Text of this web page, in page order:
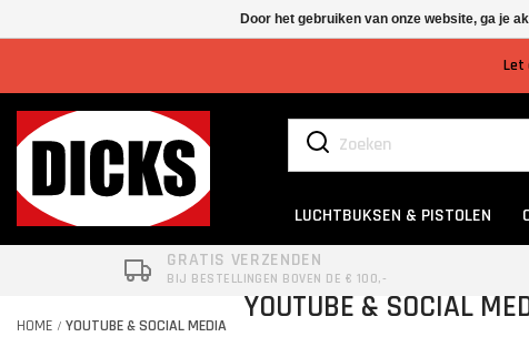
Let
LUCHTBUKSEN & PISTOLEN
GRATIS VERZENDEN
BIJ BESTELLINGEN BOVEN DE € 100,-
HOME / YOUTUBE & SOCIAL MEDIA
YOUTUBE & SOCIAL
Door het gebruiken van onze website, ga je